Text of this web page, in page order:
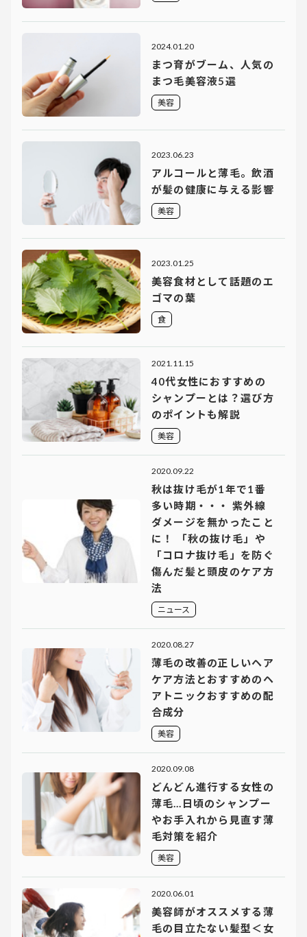
2024.01.20
まつ育がブーム、人気の
まつ毛美容液5選
美容
2023.06.23
アルコールと薄毛。飲酒
が髪の健康に与える影響
美容
2023.01.25
美容食材として話題のエ
ゴマの葉
食
2021.11.15
40代女性におすすめの
シャンプーとは？選び方
のポイントも解説
美容
2020.09.22
秋は抜け毛が1年で1番
多い時期・・・ 紫外線
ダメージを無かったこと
に！ 「秋の抜け毛」や
「コロナ抜け毛」を防ぐ
傷んだ髪と頭皮のケア方
法
ニュース
2020.08.27
薄毛の改善の正しいヘア
ケア方法とおすすめのヘ
アトニックおすすめの配
合成分
美容
2020.09.08
どんどん進行する女性の
薄毛…日頃のシャンプー
やお手入れから見直す薄
毛対策を紹介
美容
2020.06.01
美容師がオススメする薄
毛の目立たない髪型＜女